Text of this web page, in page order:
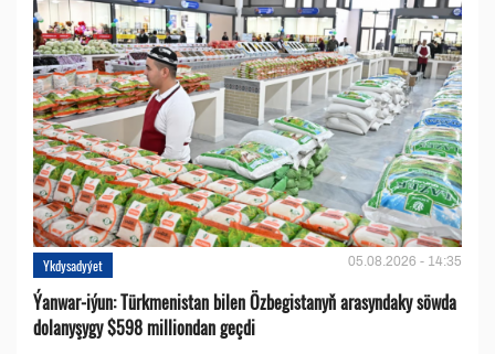
Ykdysadyýet 05.08.2026 - 14:35
Ýanwar-iýun: Türkmenistan bilen Özbegistanyň arasyndaky söwda
dolanyşygy $598 milliondan geçdi